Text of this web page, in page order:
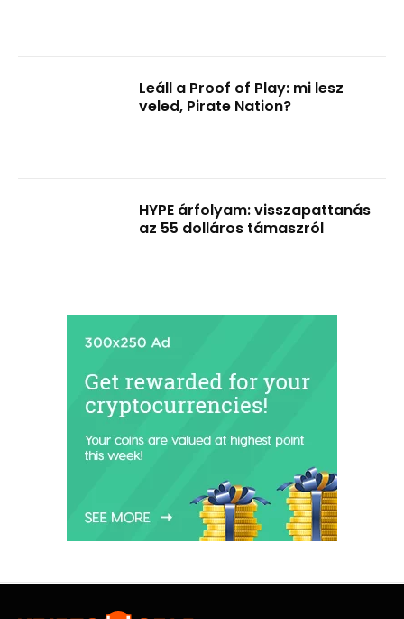
Leáll a Proof of Play: mi lesz
veled, Pirate Nation?
HYPE árfolyam: visszapattanás
az 55 dolláros támaszról